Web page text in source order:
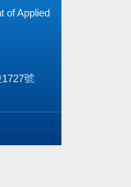
of Applied
號